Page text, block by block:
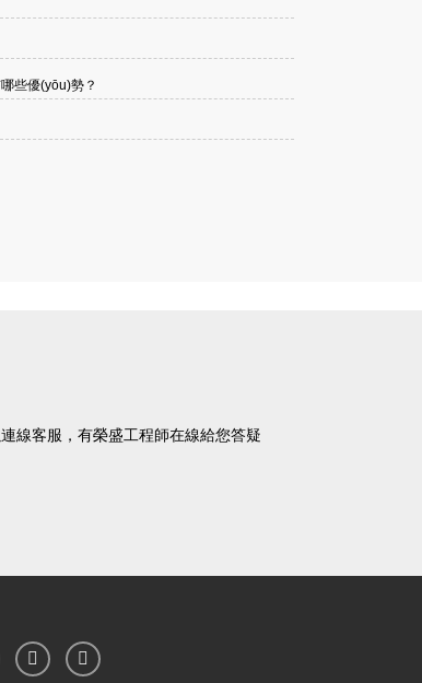
些優(yōu)勢？
線客服，有榮盛工程師在線給您答疑